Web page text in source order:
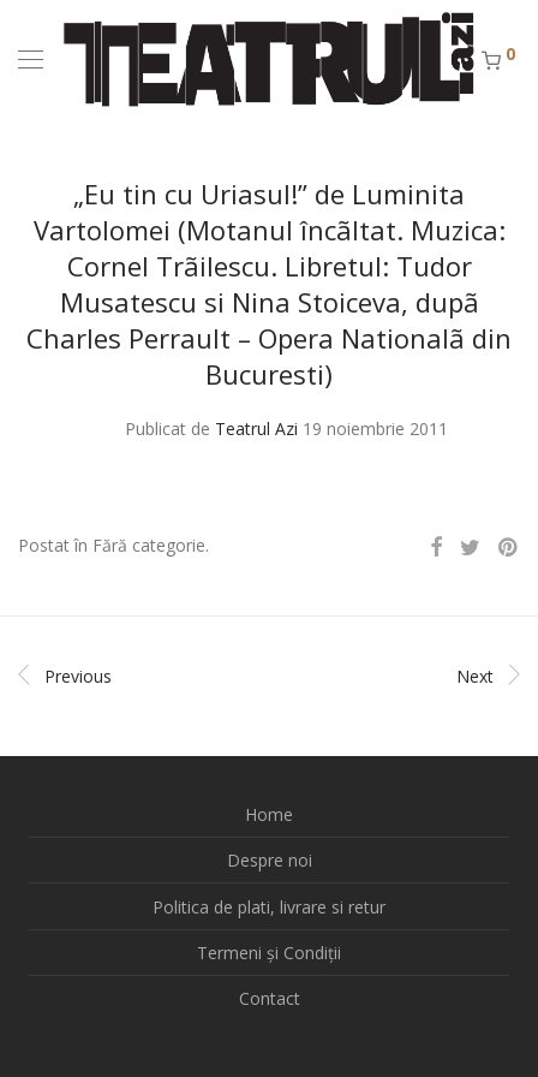
0
„Eu tin cu Uriasul!” de Luminita
Vartolomei (Motanul încãltat. Muzica:
Cornel Trãilescu. Libretul: Tudor
Musatescu si Nina Stoiceva, dupã
Charles Perrault – Opera Nationalã din
Bucuresti)
Publicat de Teatrul Azi 19 noiembrie 2011
Postat în Fără categorie.
Previous Next
Home
Despre noi
Politica de plati, livrare si retur
Termeni și Condiții
Contact